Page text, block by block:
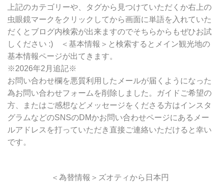
上記のカテゴリーや、タグから見つけていただくか右上の
虫眼鏡マークをクリックしてから画面に単語を入れていた
だくとブログ内検索が出来ますのでそちらからもぜひお試
しください :) ＜基本情報＞と検索するとメイン観光地の
基本情報ページが出てきます。
※2026年2月追記※
お問い合わせ欄を悪質利用したメールが届くようになった
為お問い合わせフォームを削除しました。ガイドご希望の
方、またはご感想などメッセージをくださる方はインスタ
グラムなどのSNSのDMかお問い合わせページにあるメー
ルアドレスを打っていただき直接ご連絡いただけると幸い
です。
＜為替情報＞ズオティから日本円